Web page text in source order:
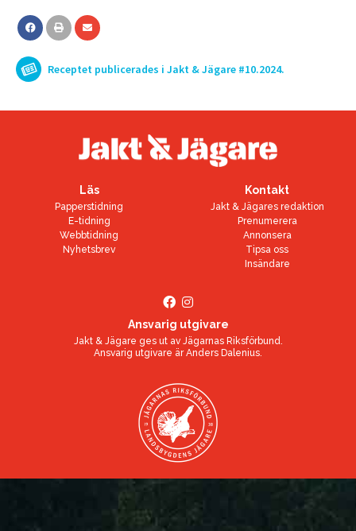
Receptet publicerades i Jakt & Jägare #10.2024.
Läs
Papperstidning
E-tidning
Webbtidning
Nyhetsbrev
Kontakt
Jakt & Jägares redaktion
Prenumerera
Annonsera
Tipsa oss
Insändare
Ansvarig utgivare
Jakt & Jägare ges ut av Jägarnas Riksförbund.
Ansvarig utgivare ärAnders Dalenius.